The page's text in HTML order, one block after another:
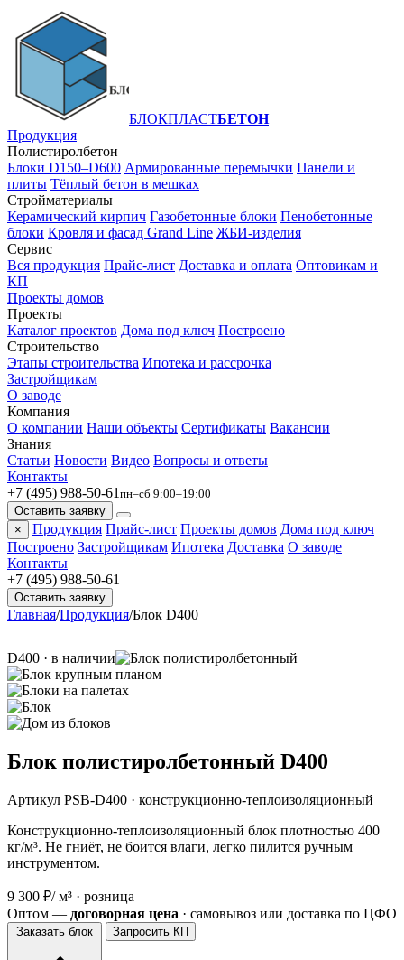
БЛОКПЛАСТБЕТОН
Продукция
Полистиролбетон
Блоки D150–D600 Армированные перемычки Панели и
плиты Тёплый бетон в мешках
Стройматериалы
Керамический кирпич Газобетонные блоки Пенобетонные
блоки Кровля и фасад Grand Line ЖБИ-изделия
Сервис
Вся продукция Прайс-лист Доставка и оплата Оптовикам и
КП
Проекты домов
Проекты
Каталог проектов Дома под ключ Построено
Строительство
Этапы строительства Ипотека и рассрочка
Застройщикам
О заводе
Компания
О компании Наши объекты Сертификаты Вакансии
Знания
Статьи Новости Видео Вопросы и ответы
Контакты
+7 (495) 988-50-61 пн–сб 9:00–19:00
Оставить заявку
×
Продукция Прайс-лист Проекты домов Дома под ключ
Построено Застройщикам Ипотека Доставка О заводе
Контакты
+7 (495) 988-50-61
Оставить заявку
Главная/Продукция/Блок D400
D400 · в наличии
Блок полистиролбетонный D400
Артикул PSB-D400 · конструкционно-теплоизоляционный
Конструкционно-теплоизоляционный блок плотностью 400
кг/м³. Не гниёт, не боится влаги, легко пилится ручным
инструментом.
9 300 ₽/ м³ · розница
Оптом — договорная цена · самовывоз или доставка по ЦФО
Запросить КП